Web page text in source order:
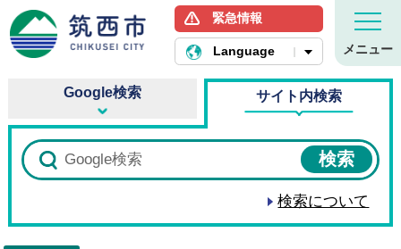
筑西市ホームページ
緊急情報
Language メニュー
Google検索 サイト内検索
検索について